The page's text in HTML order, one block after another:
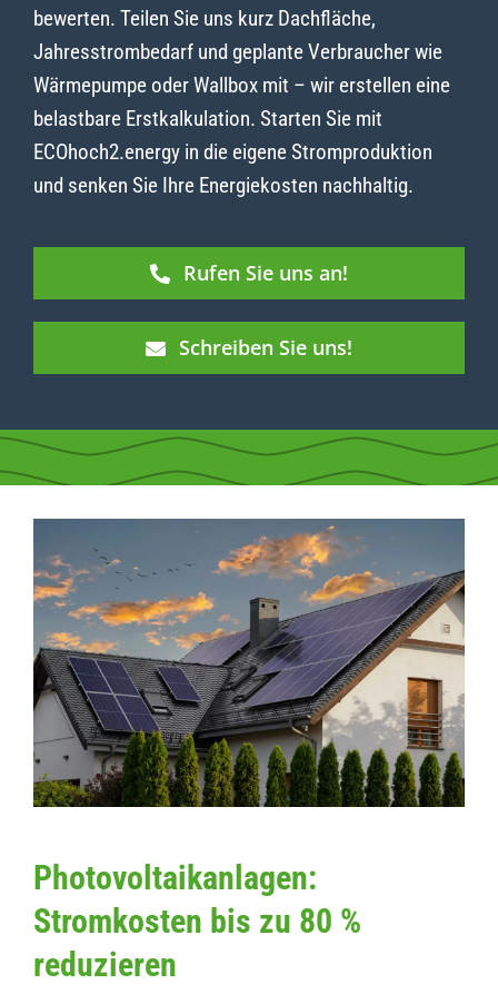
bewerten. Teilen Sie uns kurz Dachfläche,
Jahresstrombedarf und geplante Verbraucher wie
Wärmepumpe oder Wallbox mit – wir erstellen eine
belastbare Erstkalkulation. Starten Sie mit
ECOhoch2.energy in die eigene Stromproduktion
und senken Sie Ihre Energiekosten nachhaltig.
Rufen Sie uns an!
Schreiben Sie uns!
Photovoltaikanlagen:
Stromkosten bis zu 80 %
reduzieren